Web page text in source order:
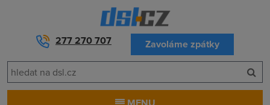
277 270 707 Zavoláme zpátky